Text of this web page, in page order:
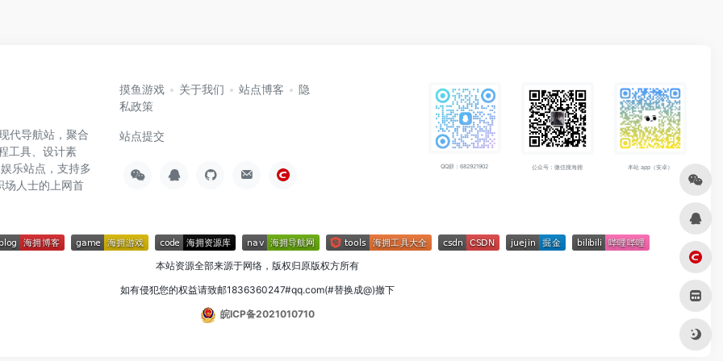
代导航站，聚合
工具、设计素
乐站点，支持多
场人士的上网首
摸鱼游戏 关于我们 站点博客
隐
私政策
站点提交
QQ群：682921902 公众号：微信搜海拥 本站 app（安卓）
本站资源全部来源于网络，版权归原版权方所有
如有侵犯您的权益请致邮1836360247#qq.com(#替换成@)撤下
皖ICP备2021010710